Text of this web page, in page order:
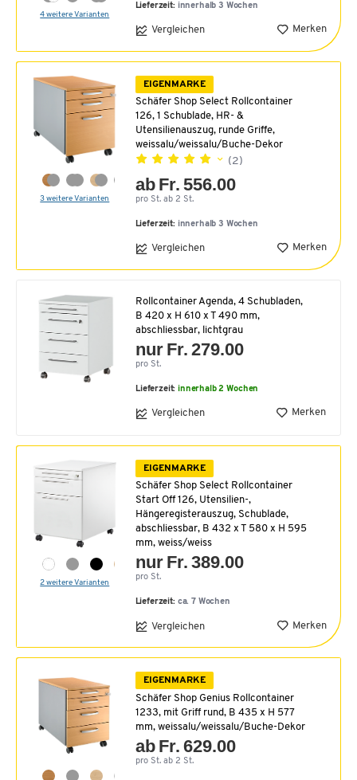
4 weitere Varianten
Lieferzeit: innerhalb 3 Wochen
Vergleichen Merken
3 weitere Varianten
EIGENMARKE
Schäfer Shop Select Rollcontainer
126, 1 Schublade, HR- &
Utensilienauszug, runde Griffe,
weissalu/weissalu/Buche-Dekor
(2)
ab Fr. 556.00
pro St. ab 2 St.
Lieferzeit: innerhalb 3 Wochen
Vergleichen Merken
Rollcontainer Agenda, 4 Schubladen,
B 420 x H 610 x T 490 mm,
abschliessbar, lichtgrau
nur Fr. 279.00
pro St.
Lieferzeit:innerhalb 2 Wochen
Vergleichen Merken
2 weitere Varianten
EIGENMARKE
Schäfer Shop Select Rollcontainer
Start Off 126, Utensilien-,
Hängeregisterauszug, Schublade,
abschliessbar, B 432 x T 580 x H 595
mm, weiss/weiss
nur Fr. 389.00
pro St.
Lieferzeit: ca. 7 Wochen
Vergleichen Merken
EIGENMARKE
Schäfer Shop Genius Rollcontainer
1233, mit Griff rund, B 435 x H 577
mm, weissalu/weissalu/Buche-Dekor
ab Fr. 629.00
pro St. ab 2 St.